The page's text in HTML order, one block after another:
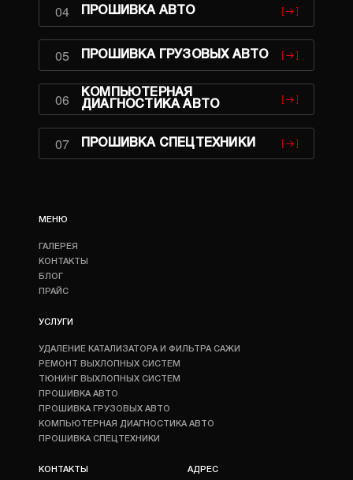
04 ПРОШИВКА АВТО
05 ПРОШИВКА ГРУЗОВЫХ АВТО
06
КОМПЬЮТЕРНАЯ
ДИАГНОСТИКА АВТО
07 ПРОШИВКА СПЕЦТЕХНИКИ
УСЛУГИ
УДАЛЕНИЕ КАТАЛИЗАТОРА И ФИЛЬТРА САЖИ
РЕМОНТ ВЫХЛОПНЫХ СИСТЕМ
ТЮНИНГ ВЫХЛОПНЫХ СИСТЕМ
ПРОШИВКА АВТО
ПРОШИВКА ГРУЗОВЫХ АВТО
КОМПЬЮТЕРНАЯ ДИАГНОСТИКА АВТО
ПРОШИВКА СПЕЦТЕХНИКИ
МЕНЮ
ГАЛЕРЕЯ
КОНТАКТЫ
БЛОГ
ПРАЙС
КОНТАКТЫ АДРЕС